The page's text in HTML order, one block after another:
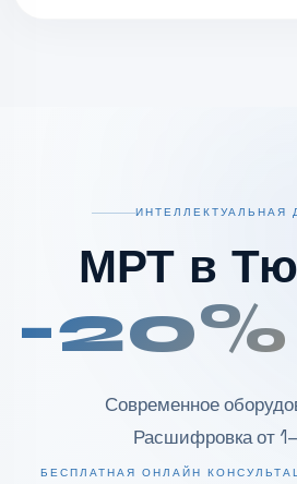
ИНТЕЛЛЕКТУАЛЬНАЯ
МРТ в
-20%
Современное
Расшифровка от
БЕСПЛАТНАЯ ОНЛАЙН